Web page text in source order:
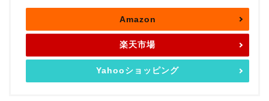
Amazon
楽天市場
Yahooショッピング